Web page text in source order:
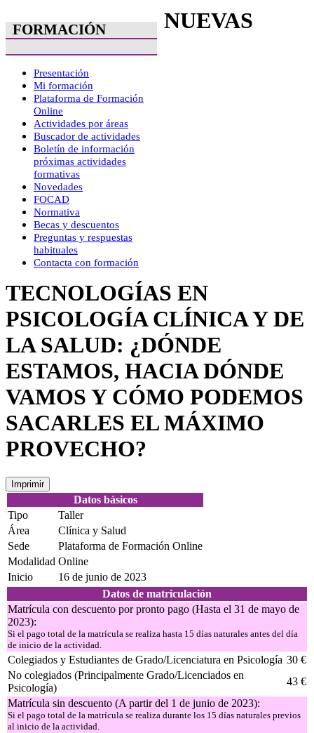
FORMACIÓN
Presentación
Mi formación
Plataforma de Formación
Online
Actividades por áreas
Buscador de actividades
Boletín de información
próximas actividades
formativas
Novedades
FOCAD
Normativa
Becas y descuentos
Preguntas y respuestas
habituales
Contacta con formación
NUEVAS
TECNOLOGÍAS EN
PSICOLOGÍA CLÍNICA Y DE
LA SALUD: ¿DÓNDE
ESTAMOS, HACIA DÓNDE
VAMOS Y CÓMO PODEMOS
SACARLES EL MÁXIMO
PROVECHO?
Imprimir
Datos básicos
Tipo
Taller
Área
Clínica y Salud
Sede
Plataforma de Formación Online
Modalidad Online
Inicio
16 de junio de 2023
Datos de matriculación
Matrícula con descuento por pronto pago (Hasta el 31 de mayo de
2023):
Si el pago total de la matrícula se realiza hasta 15 días naturales antes del día
de inicio de la actividad.
Colegiados y Estudiantes de Grado/Licenciatura en Psicología 30 €
No colegiados (Principalmente Grado/Licenciados en
Psicología)
43 €
Matrícula sin descuento (A partir del 1 de junio de 2023):
Si el pago total de la matrícula se realiza durante los 15 días naturales previos
al inicio de la actividad.